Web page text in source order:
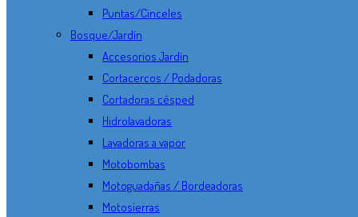
Puntas/Cinceles
Bosque/Jardín
Accesorios Jardín
Cortacercos / Podadoras
Cortadoras césped
Hidrolavadoras
Lavadoras a vapor
Motobombas
Motoguadañas / Bordeadoras
Motosierras